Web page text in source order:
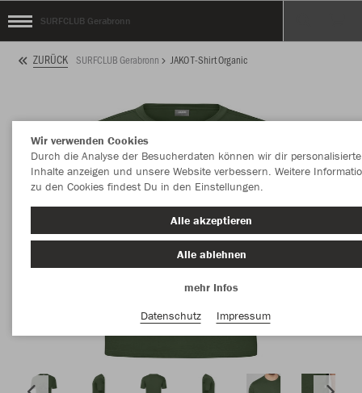
SURFCLUB Gerabronn
ZURÜCK SURFCLUB Gerabronn JAKO T-Shirt Organic
Wir verwenden Cookies
Durch die Analyse der Besucherdaten können wir dir personalisierte
Inhalte anzeigen und unsere Website verbessern. Weitere
zu den Cookies findest Du in den Einstellungen.
Alle akzeptieren
Alle ablehnen
mehr Infos
Datenschutz
Impressum